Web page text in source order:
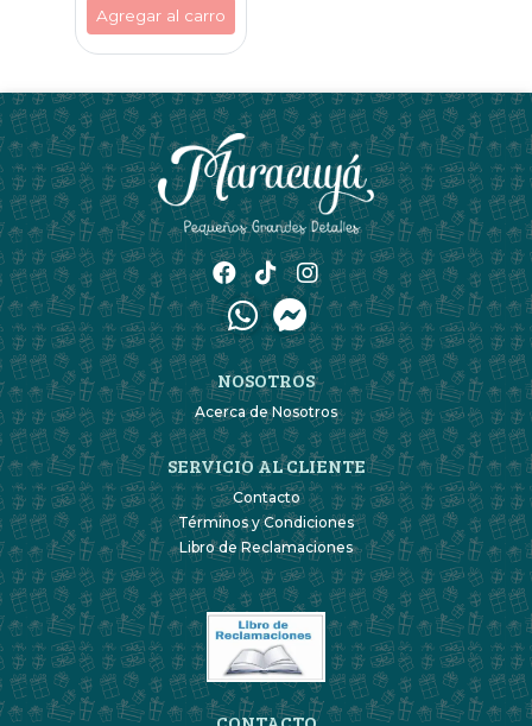
Agregar al carro
NOSOTROS
Acerca de Nosotros
SERVICIO AL CLIENTE
Contacto
Términos y Condiciones
Libro de Reclamaciones